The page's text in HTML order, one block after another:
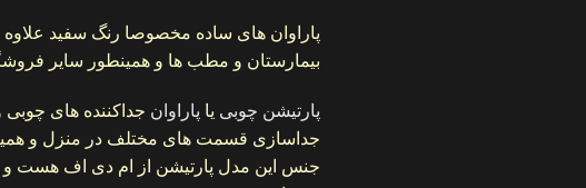
پاراوان های ساده مخصوصا رنگ سفید
بیمارستان و مطب ها و همینطور سایر
پارتیشن چوبی یا پاراوان جداکننده های
جداسازی قسمت های مختلف در منزل و
جنس این مدل پارتیشن از ام دی اف هست و